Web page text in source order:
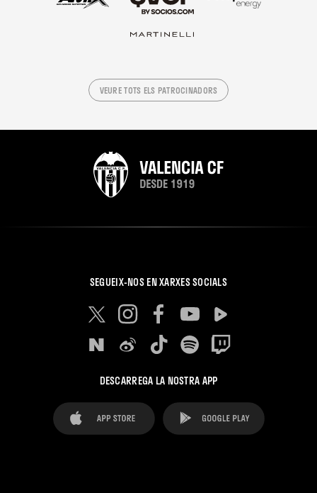
VEURE TOTS ELS PATROCINADORS
SEGUEIX-NOS EN XARXES SOCIALS
DESCARREGA LA NOSTRA APP